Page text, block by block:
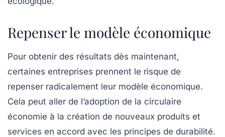
Repenser le modèle économique
Pour obtenir des résultats dès maintenant,
certaines entreprises prennent le risque de
repenser radicalement leur modèle économique.
Cela peut aller de l’adoption de la circulaire
économie à la création de nouveaux produits et
services en accord avec les principes de durabilité.